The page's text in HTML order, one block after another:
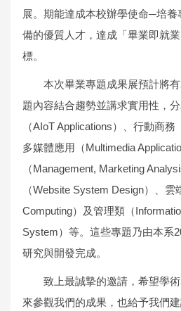
展。期能達成本校辦學使命─培
備的優質人才，達成「畢業即就
標。
本次畢業專題成果展預計將有
題內容結合趨勢並講求實用性，
（AIoT Applications）、行動商務
多媒體應用（Multimedia
（Management, Marketing
（Website System Design）、雲
Computing）及管理類（
System）等。這些專題乃由本系
研究與開發完成。
致上最誠摯的邀請，希望學術
來參觀我們的成果，也給予我們